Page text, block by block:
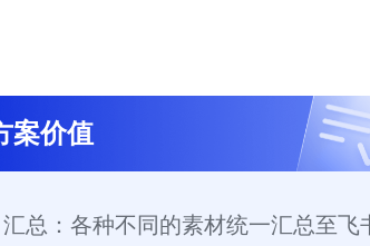
案价值
汇总：各种不同的素材统一汇总至飞